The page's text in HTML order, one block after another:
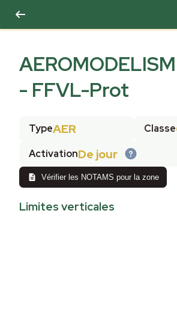
- FFVL-Prot
TypeAER Classe
ActivationDe jour
Vérifier les NOTAMS pour la zone
Limites verticales